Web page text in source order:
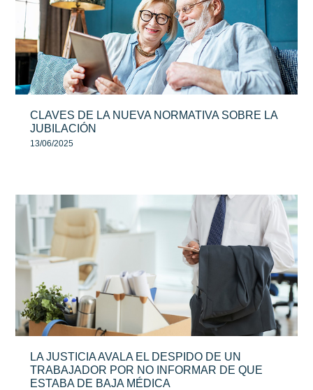
CLAVES DE LA NUEVA NORMATIVA SOBRE LA
JUBILACIÓN
13/06/2025
LA JUSTICIA AVALA EL DESPIDO DE UN
TRABAJADOR POR NO INFORMAR DE QUE
ESTABA DE BAJA MÉDICA